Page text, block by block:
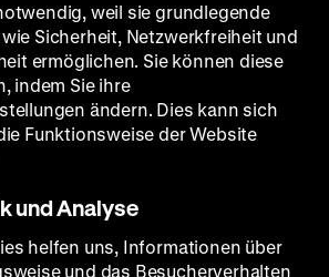
Studie zu den
staatlicher
weil sie grundlegende
Sicherheit, Netzwerkfreiheit und
ermöglichen. Sie können diese
indem Sie ihre
ändern. Dies kann sich
Funktionsweise der Website
und Analyse
helfen uns, Informationen über
und das Besucherverhalten